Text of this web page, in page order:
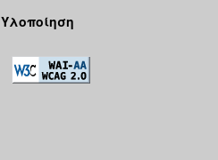
Υλοποίηση